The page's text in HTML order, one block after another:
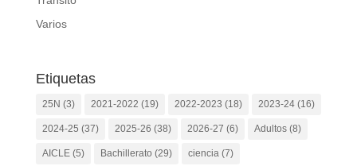
Varios
Etiquetas
25N (3) 2021-2022 (19) 2022-2023 (18) 2023-24(16)
2024-25 (37) 2025-26 (38) 2026-27 (6) Adultos(8)
AICLE(5) Bachillerato (29) ciencia (7)